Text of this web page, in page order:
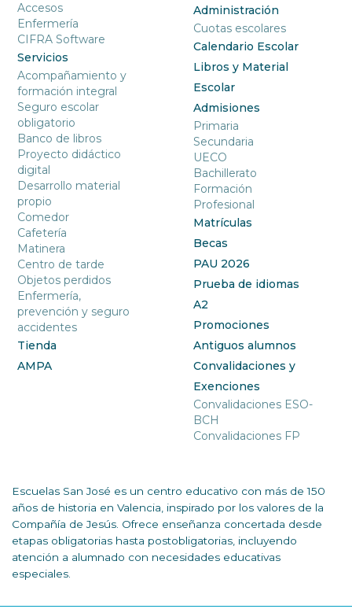
Accesos
Enfermería
CIFRA Software
Servicios
Acompañamiento y
formación integral
Seguro escolar
obligatorio
Banco de libros
Proyecto didáctico
digital
Desarrollo material
propio
Comedor
Cafetería
Matinera
Centro de tarde
Objetos perdidos
Enfermería,
prevención y seguro
accidentes
Tienda
AMPA
Administración
Cuotas escolares
Calendario Escolar
Libros y Material
Escolar
Admisiones
Primaria
Secundaria
UECO
Bachillerato
Formación
Profesional
Matrículas
Becas
PAU 2026
Prueba de idiomas
A2
Promociones
Antiguos alumnos
Convalidaciones y
Exenciones
Convalidaciones ESO-
BCH
Convalidaciones FP
Escuelas San José es un centro educativo con más de 150
años de historia en Valencia, inspirado por los valores de la
Compañía de Jesús. Ofrece enseñanza concertada desde
etapas obligatorias hasta postobligatorias, incluyendo
atención a alumnado con necesidades educativas
especiales.